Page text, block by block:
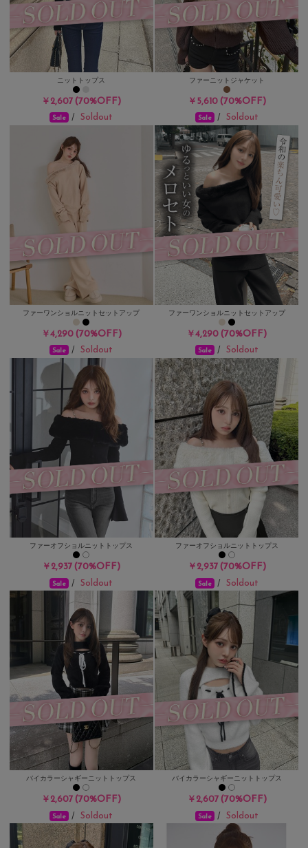
ニットトップス
￥2,607(70%OFF)
ファーニットジャケット
￥5,610(70%OFF)
Sale /Soldout
ファーワンショルニットセットアップ
￥4,290(70%OFF)
Sale / Soldout
ファーワンショルニットセットアップ
￥4,290(70%OFF)
Sale /Soldout
ファーオフショルニットトップス
￥2,937(70%OFF)
Sale / Soldout
ファーオフショルニットトップス
￥2,937(70%OFF)
Sale /Soldout
バイカラーシャギーニットトップス
￥2,607(70%OFF)
Sale / Soldout
バイカラーシャギーニットトップス
￥2,607(70%OFF)
Sale /Soldout Sale / Soldout